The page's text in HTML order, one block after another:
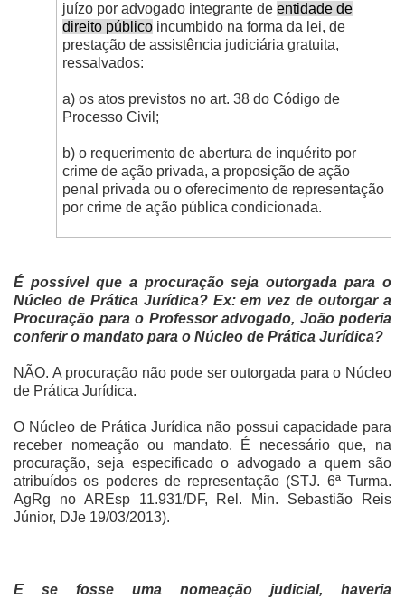
juízo por advogado integrante de entidade de
direito públicoincumbido na forma da lei, de
prestação de assistência judiciária gratuita,
ressalvados:
a) os atos previstos no art. 38 do Código de
Processo Civil;
b) o requerimento de abertura de inquérito por
crime de ação privada, a proposição de ação
penal privada ou o oferecimento de representação
por crime de ação pública condicionada.
É possível que a procuração seja outorgada para o
Núcleo de Prática Jurídica? Ex: em vez de outorgar a
Procuração para o Professor advogado, João poderia
conferir o mandato para o Núcleo de Prática Jurídica?
NÃO. A procuração não pode ser outorgada para o Núcleo
de Prática Jurídica.
O Núcleo de Prática Jurídica não possui capacidade para
receber nomeação ou mandato. É necessário que, na
procuração, seja especificado o advogado a quem são
atribuídos os poderes de representação (STJ. 6ª Turma.
AgRg no AREsp 11.931/DF, Rel. Min. Sebastião Reis
Júnior, DJe 19/03/2013).
E se fosse uma nomeação judicial, haveria